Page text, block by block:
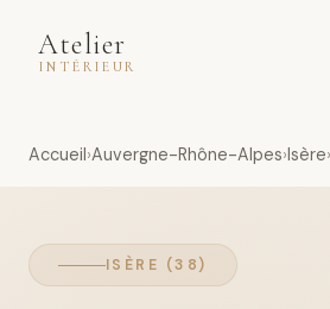
Atelier
INTÉRIEUR
Accueil Auvergne-Rhône-Alpes Isère
ISÈRE (38)